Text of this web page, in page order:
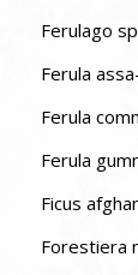
Ferulago
Ferula
Ferula
Ferula
Ficus
Forestiera